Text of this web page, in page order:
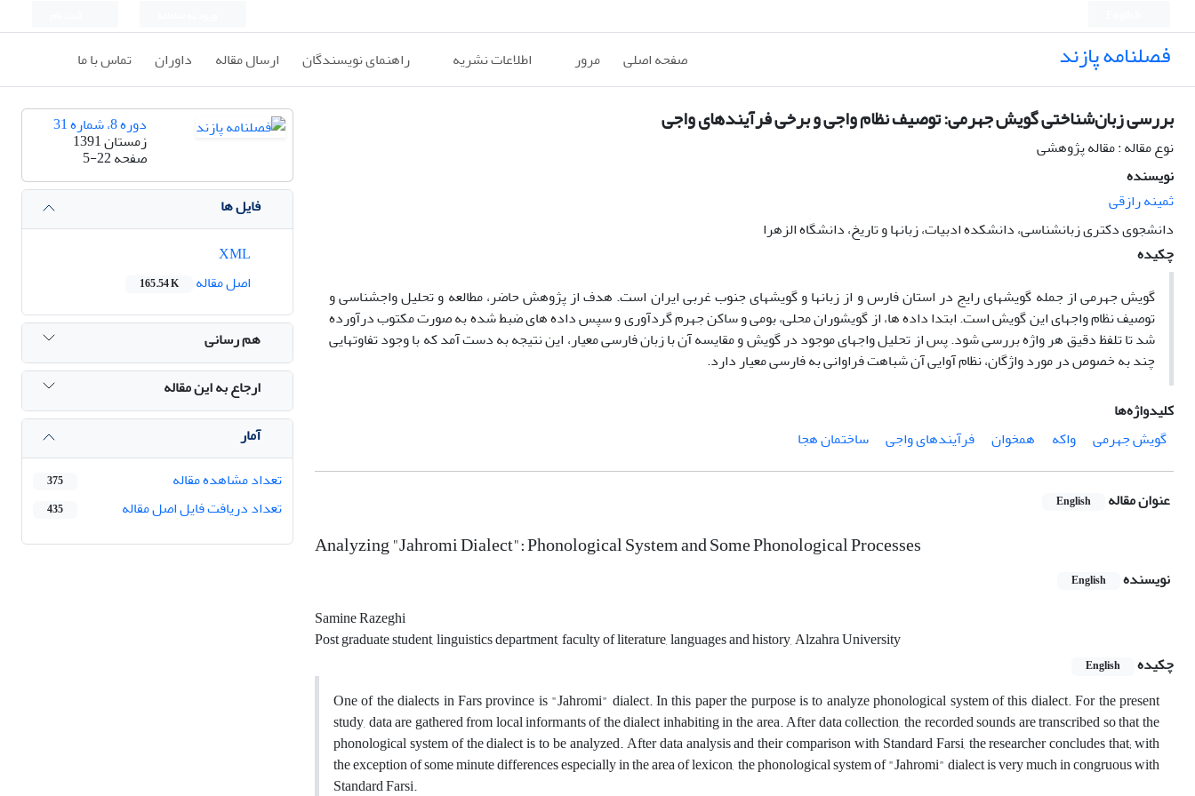
فصلنامه پازند صفحه اصلی مرور اطلاعات نشریه راهنمای نویسندگان ارسال مقاله داوران تماس با ما
بررسی زبان‌شناختی گویش جهرمی: توصیف نظام واجی و برخی فرآیندهای واجی
نوع مقاله : مقاله پژوهشی
نویسنده
ثمینه رازقی
دانشجوی دکتری زبانشناسی، دانشکده ادبیات، زبانها و تاریخ، دانشگاه الزهرا
چکیده
گویش جهرمی از جمله گویش­های رایج در استان فارس و از زبان­ها و گویش­های جنوب غربی ایران است. هدف از پژوهش حاضر، مطالعه و تحلیل واج­شناسی و
توصیف نظام واج­های این گویش است. ابتدا داده­ ها، از گویشوران محلی، بومی و ساکن جهرم گردآوری و سپس داده ­های ضبط شده به صورت مکتوب درآورده
شد تا تلفظ دقیق هر واژه بررسی شود. پس از تحلیل واج­های موجود در گویش و مقایسه آن با زبان فارسی معیار، این نتیجه به دست آمد که با وجود تفاوت­هایی
چند به خصوص در مورد واژگان، نظام آوایی آن شباهت فراوانی به فارسی معیار دارد.
کلیدواژه‌ها
گویش جهرمی
واکه همخوان فرآیندهای واجی ساختمان هجا
عنوان مقاله English
Analyzing "Jahromi Dialect": Phonological System and Some Phonological Processes
نویسنده English
Samine Razeghi
Post graduate student, linguistics department, faculty of literature, languages and history, Alzahra University
چکیده
English
One of the dialects in Fars province is "Jahromi" dialect. In this paper the purpose is to analyze phonological system of this dialect. For the present
study, data are gathered from local informants of the dialect inhabiting in the area. After data collection, the recorded sounds are transcribed so that the
phonological system of the dialect is to be analyzed. After data analysis and their comparison with Standard Farsi, the researcher concludes that; with
the exception of some minute differences especially in the area of lexicon, the phonological system of "Jahromi" dialect is very much in congruous with
Standard Farsi.
دوره 8، شماره 31
زمستان 1391
صفحه5-22
فایل ها
اصل مقاله
165.54 K
هم رسانی
ارجاع به این مقاله
آمار
تعداد مشاهده مقاله
375
تعداد دریافت فایل اصل مقاله 435